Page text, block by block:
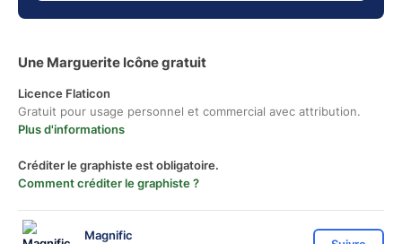
Une Marguerite Icône gratuit
Licence Flaticon
Gratuit pour usage personnel et commercial avec attribution.
Plus d'informations
Créditer le graphiste est obligatoire.
Comment créditer le graphiste ?
Magnific